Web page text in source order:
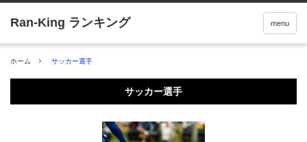
menu
ホーム サッカー選手
サッカー選手